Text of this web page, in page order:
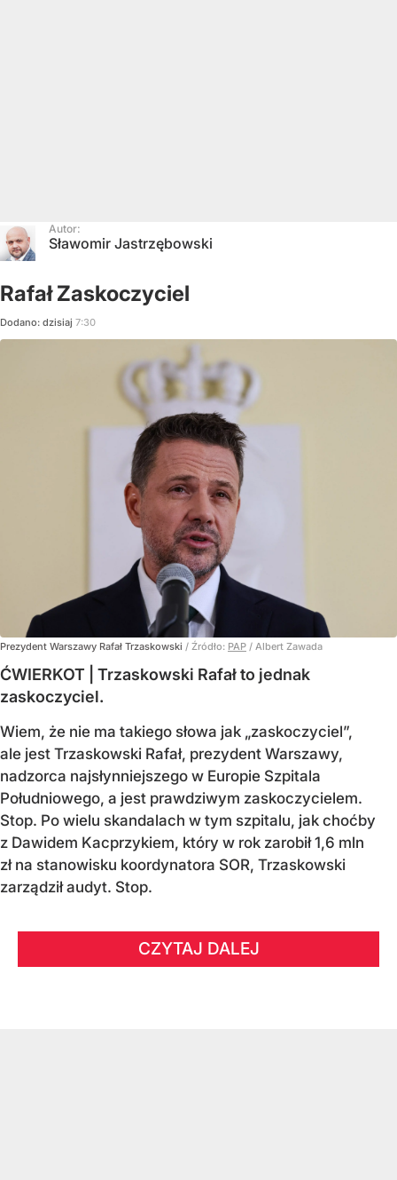
Autor:
Sławomir Jastrzębowski
Rafał Zaskoczyciel
Dodano: dzisiaj 7:30
Prezydent Warszawy Rafał Trzaskowski / Źródło: PAP / Albert Zawada
ĆWIERKOT | Trzaskowski Rafał to jednak
zaskoczyciel.
Wiem, że nie ma takiego słowa jak „zaskoczyciel”,
ale jest Trzaskowski Rafał, prezydent Warszawy,
nadzorca najsłynniejszego w Europie Szpitala
Południowego, a jest prawdziwym zaskoczycielem.
Stop. Po wielu skandalach w tym szpitalu, jak choćby
z Dawidem Kacprzykiem, który w rok zarobił 1,6 mln
zł na stanowisku koordynatora SOR, Trzaskowski
zarządził audyt. Stop.
CZYTAJ DALEJ